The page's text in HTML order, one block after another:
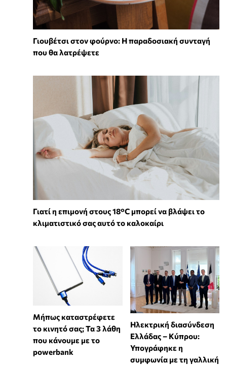
Γιουβέτσι στον φούρνο: Η παραδοσιακή συνταγή
που θα λατρέψετε
Γιατί η επιμονή στους 18°C μπορεί να βλάψει το
κλιματιστικό σας αυτό το καλοκαίρι
Μήπως καταστρέφετε
το κινητό σας; Τα 3 λάθη
που κάνουμε με το
powerbank
Ηλεκτρική διασύνδεση
Ελλάδας – Κύπρου:
Υπογράφηκε η
συμφωνία με τη γαλλική